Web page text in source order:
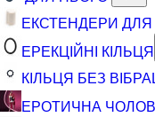
ЕКСТЕНДЕРИ ДЛЯ
ЕРЕКЦІЙНІ КІЛЬЦЯ
КІЛЬЦЯ БЕЗ
ЕРОТИЧНА